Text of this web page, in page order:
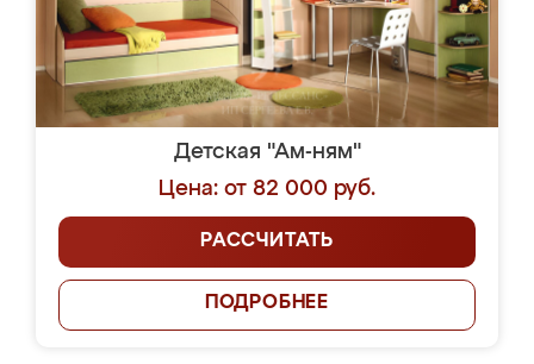
Детская "Ам-ням"
Цена: от 82 000 руб.
РАССЧИТАТЬ
ПОДРОБНЕЕ